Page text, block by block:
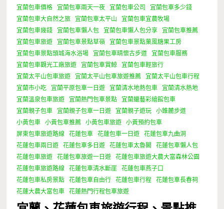
宜蘭包車價格
宜蘭包車兩天一夜 宜蘭包車公司
宜蘭包車多少錢
宜蘭包車大自然之旅
宜蘭包車太平山
宜蘭包車宜農牧場
宜蘭包車幾錢
宜蘭包車懶人包 宜蘭包車懶人包分享
宜蘭包車推薦
宜蘭包車旅遊
宜蘭包車景點草嶺
宜蘭包車景點菓風糖果工房
宜蘭包車景點頭城海水浴場
宜蘭包車晴懷古步道
宜蘭包車服務
宜蘭包車觀光工廠旅遊
宜蘭包車賞鯨
宜蘭包車輕旅行
宜蘭太平山包車旅遊
宜蘭太平山包車旅遊推薦
宜蘭太平山包車行程
宜蘭市小吃
宜蘭平原包車一日遊 宜蘭清水地熱包車
宜蘭清水熱地
宜蘭溫泉包車旅遊
宜蘭熱門包車景點
宜蘭蠟藝彩繪館包車
宜蘭親子包車
宜蘭親子包車一日遊 宜蘭親子遊玩
小錐麓步道
小黃包車
小黃包車推薦 小黃包車旅遊
小黃預約包車
屏東包車旅遊路線
花蓮包車 花蓮包車一日遊
花蓮包車九曲洞
花蓮包車兩日遊
花蓮包車多日遊 花蓮包車太魯閣
花蓮包車懶人包
花蓮包車旅遊
花蓮包車旅遊一日遊
花蓮包車旅遊大農大富森林公園
花蓮包車旅遊路線
花蓮包車清水斷崖
花蓮包車燕子口
花蓮包車私房景點
花蓮包車自由行 花蓮包車行程
花蓮包車長春祠
花蓮大農大富包車
花蓮熱門行程包車旅遊